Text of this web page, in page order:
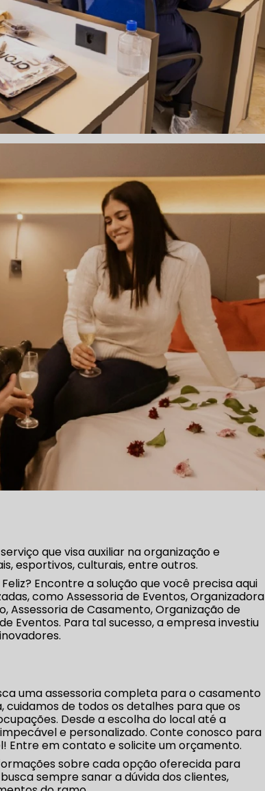
que visa auxiliar na organização e
esportivos, culturais, entre outros.
Encontre a solução que você precisa aqui
como Assessoria de Eventos, Organizadora
Assessoria de Casamento, Organização de
Eventos. Para tal sucesso, a empresa investiu
uma assessoria completa para o casamento
de todos os detalhes para que os
Desde a escolha do local até a
e personalizado. Conte conosco para
Entre em contato e solicite um orçamento.
sobre cada opção oferecida para
sempre sanar a dúvida dos clientes,